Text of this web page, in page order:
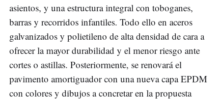
asientos, y una estructura integral con toboganes,
barras y recorridos infantiles. Todo ello en aceros
galvanizados y polietileno de alta densidad de cara a
ofrecer la mayor durabilidad y el menor riesgo ante
cortes o astillas. Posteriormente, se renovará el
pavimento amortiguador con una nueva capa EPDM
con colores y dibujos a concretar en la propuesta